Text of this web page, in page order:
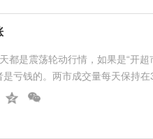
都是震荡轮动行情，如果是“开超
亏钱的。两市成交量每天保持
对方向才行，如果这周...